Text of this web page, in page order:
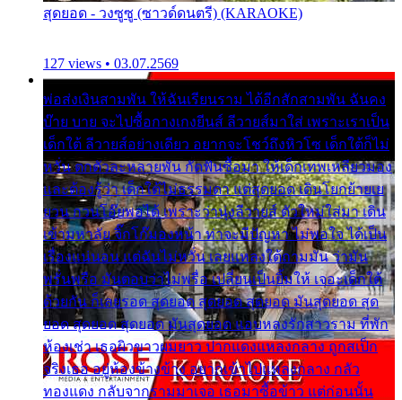
สุดยอด - วงซูซู (ซาวด์ดนตรี) (KARAOKE)
127 views • 03.07.2569
พ่อส่งเงินสามพัน ให้ฉันเรียนราม ได้อีกสักสามพัน ฉันคง
บ๊าย บาย จะไปซื้อกางเกงยีนส์ ลีวายส์มาใส่ เพราะเราเป็น
เด็กใต้ ลีวายส์อย่างเดียว อยากจะโชว์ถึงหิวโซ เด็กใต้ก็ไม่
หวั่น ตกตัวละหลายพัน กัดฟันซื้อมา ให้เด็กเทพเหลียวมอง
และต้องรู้ว่า เด็กใต้ไม่ธรรมดา แต่สุดยอด เดินโยกย้ายเย
ยวน กวนโอ๊ยพอได้ เพราะว่านุ่งลีวายส์ ตัวใหม่ใส่มา เดิน
เข้ามหาลัย จิ๊กโก๊มองหน้า ท่าจะมีปัญหา ไม่พอใจ ได้เป็น
เรื่องแน่นอน แต่ฉันไม่หวั่น เลยแหลงใต้ถามมัน ว่ามัน
พรั่นพรือ มันตอบว่าไม่พรื่อ เปลี่ยนเป็นยิ้มให้ เจอะเด็กใต้
ด้วยกัน ก็เลยรอด สุดยอด สุดยอด สุดยอด มันสุดยอด สุด
ยอด สุดยอด สุดยอด มันสุดยอด แอบหลงรักสาวราม ที่พัก
ห้องเช่า เธอผิวขาวผมยาว ปากแดงแหลงกลาง ถูกสเป็ก
จริงเธอ อยู่ห้องข้างข้าง อยากเข้าไปแหลงกลาง กลัว
ทองแดง กลับจากรามมาเจอ เธอมาซื้อข้าว แต่ก่อนนั้น